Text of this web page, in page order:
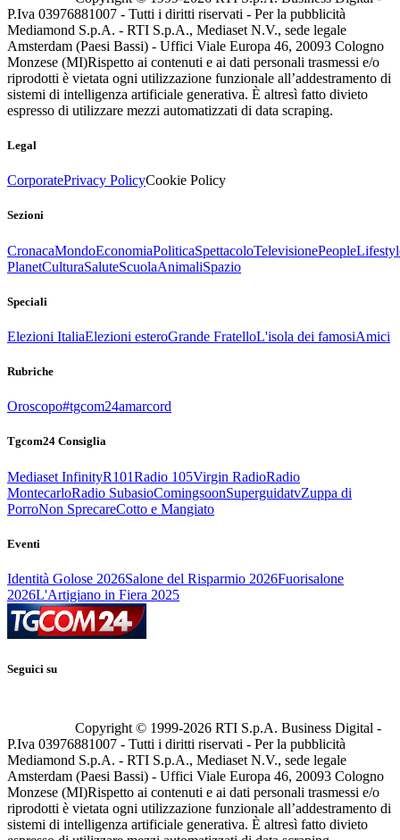
P.Iva 03976881007 - Tutti i diritti riservati - Per la pubblicità
Mediamond S.p.A. - RTI S.p.A., Mediaset N.V., sede legale
Amsterdam (Paesi Bassi) - Uffici Viale Europa 46, 20093 Cologno
Monzese (MI)Rispetto ai contenuti e ai dati personali trasmessi e/o
riprodotti è vietata ogni utilizzazione funzionale all’addestramento di
sistemi di intelligenza artificiale generativa. È altresì fatto divieto
espresso di utilizzare mezzi automatizzati di data scraping.
Legal
CorporatePrivacy PolicyCookie Policy
Sezioni
CronacaMondoEconomiaPoliticaSpettacoloTelevisionePeople
PlanetCulturaSaluteScuolaAnimaliSpazio
Speciali
Elezioni ItaliaElezioni esteroGrande FratelloL'isola dei famosiAmici
Rubriche
Oroscopo#tgcom24amarcord
Tgcom24 Consiglia
Mediaset InfinityR101Radio 105Virgin RadioRadio
MontecarloRadio SubasioComingsoonSuperguidatvZuppa di
PorroNon SprecareCotto e Mangiato
Eventi
Identità Golose 2026Salone del Risparmio 2026Fuorisalone
2026L'Artigiano in Fiera 2025
Seguici su
Copyright © 1999-2026 RTI S.p.A. Business Digital -
P.Iva 03976881007 - Tutti i diritti riservati - Per la pubblicità
Mediamond S.p.A. - RTI S.p.A., Mediaset N.V., sede legale
Amsterdam (Paesi Bassi) - Uffici Viale Europa 46, 20093 Cologno
Monzese (MI)Rispetto ai contenuti e ai dati personali trasmessi e/o
riprodotti è vietata ogni utilizzazione funzionale all’addestramento di
sistemi di intelligenza artificiale generativa. È altresì fatto divieto